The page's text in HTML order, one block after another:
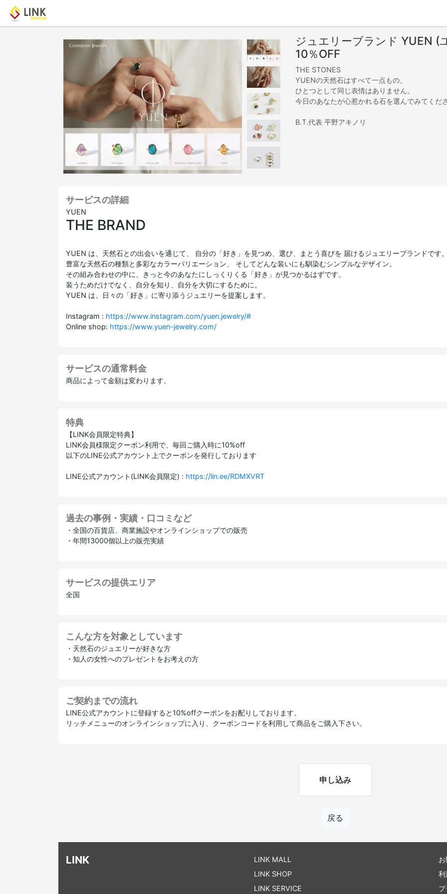
ジュエリーブランド YUEN (
10％OFF
THE STONES
YUENの天然石はすべて一点もの。
ひとつとして同じ表情はありません。
今日のあなたが心惹かれる石を選んでみてくだ
B.T.代表 平野アキノリ
サービスの詳細
YUEN
THE BRAND
YUEN は、天然石との出会いを通じて、 自分の「好き」を見つめ、選び、まとう喜びを 届けるジュエリーブランドです
豊富な天然石の種類と多彩なカラーバリエーション、 そしてどんな装いにも馴染むシンプルなデザイン。
その組み合わせの中に、きっと今のあなたにしっくりくる「好き」が見つかるはずです。
装うためだけでなく、自分を知り、自分を大切にするために。
YUEN は、日々の「好き」に寄り添うジュエリーを提案します。
Instagram : https://www.instagram.com/yuen.jewelry/#
Online shop: https://www.yuen-jewelry.com/
サービスの通常料金
商品によって金額は変わります。
特典
【LINK会員限定特典】
LINK会員様限定クーポン利用で、毎回ご購入時に10%off
以下のLINE公式アカウント上でクーポンを発行しております
LINE公式アカウント(LINK会員限定) : https://lin.ee/RDMXVRT
過去の事例・実績・口コミなど
・全国の百貨店、商業施設やオンラインショップでの販売
・年間13000個以上の販売実績
サービスの提供エリア
全国
こんな方を対象としています
・天然石のジュエリーが好きな方
・知人の女性へのプレゼントをお考えの方
ご契約までの流れ
LINE公式アカウントに登録すると10%offクーポンをお配りしております。
リッチメニューのオンラインショップに入り、クーポンコードを利用して商品をご購入下さい。
申し込み
戻る
LINK
LINK MALL
LINK SHOP
LINK SERVICE
利